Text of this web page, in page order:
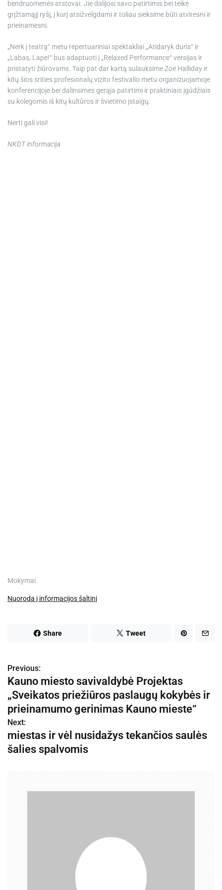
bendruomenės atstovai. Jie dalijosi savo patirtimis bei teikė
grįžtamąjį ryšį, į kurį atsižvelgdami ir toliau sieksime būti atviresni ir
prieinamesni.
„Nerk į teatrą“ metu repertuariniai spektakliai „Atidaryk duris“ ir
„Labas, Lape!“ bus adaptuoti į „Relaxed Performance“ versijas ir
pristatyti žiūrovams. Taip pat dar kartą sulauksime Zoë Halliday ir
kitų šios srities profesionalų vizito festivalio metu organizuojamoje
konferencijoje bei dalinsimės gerąja patirtimi ir praktiniais įgūdžiais
su kolegomis iš kitų kultūros ir švietimo įstaigų.
Nerti gali visi!
NKDT informacija
Mokymai
Nuoroda į informacijos šaltinį
Share Tweet
N
a
v
i
g
Previous:
Kauno miesto savivaldybė Projektas
„Sveikatos priežiūros paslaugų kokybės ir
prieinamumo gerinimas Kauno mieste“
Next:
miestas ir vėl nusidažys tekančios saulės
šalies spalvomis